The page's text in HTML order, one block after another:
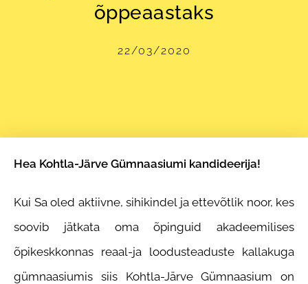
õppeaastaks
22/03/2020
Hea Kohtla-Järve Gümnaasiumi kandideerija!
Kui Sa oled aktiivne, sihikindel ja ettevõtlik noor, kes
soovib jätkata oma õpinguid akadeemilises
õpikeskkonnas reaal-ja loodusteaduste kallakuga
gümnaasiumis siis Kohtla-Järve Gümnaasium on